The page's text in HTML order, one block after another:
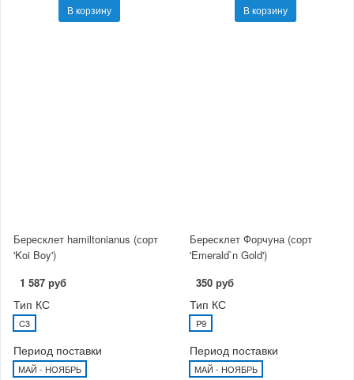
В корзину
В корзину
Бересклет hamiltonianus (сорт
'Koi Boy')
1 587 руб
Тип КС
C3
Период поставки
МАЙ - НОЯБРЬ
Бересклет Форчуна (сорт
'Emerald`n Gold')
350 руб
Тип КС
P9
Период поставки
МАЙ - НОЯБРЬ